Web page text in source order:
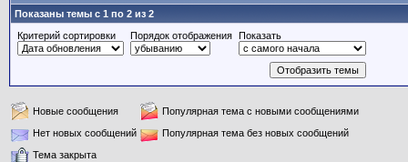
Показаны темы с 1 по 2 из 2
Критерий сортировки
Порядок отображения Показать
Новые сообщения
Популярная тема с новыми сообщениями
Нет новых сообщений
Популярная тема без новых сообщений
Тема закрыта